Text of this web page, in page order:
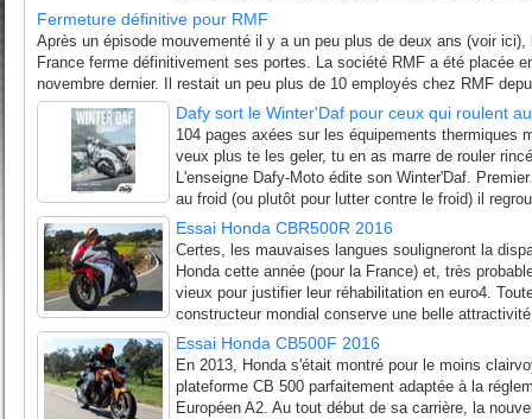
Fermeture définitive pour RMF
Après un épisode mouvementé il y a un peu plus de deux ans (voir
France ferme définitivement ses portes. La société RMF a été placée
novembre dernier. Il restait un peu plus de 10 employés chez RMF
Dafy sort le Winter'Daf pour ceux qui roulent
104 pages axées sur les équipements thermiques
veux plus te les geler, tu en as marre de rouler
L'enseigne Dafy-Moto édite son Winter'Daf.
au froid (ou plutôt pour lutter contre le froid) il
Essai Honda CBR500R 2016
Certes, les mauvaises langues souligneront la
Honda cette année (pour la France) et, très
vieux pour justifier leur réhabilitation en euro4.
constructeur mondial conserve une belle
Essai Honda CB500F 2016
En 2013, Honda s'était montré pour le moins
plateforme CB 500 parfaitement adaptée à la
Européen A2. Au tout début de sa carrière, la